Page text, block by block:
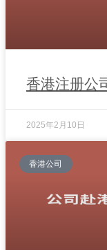
香港注册公
2025年2月10日
香港公司